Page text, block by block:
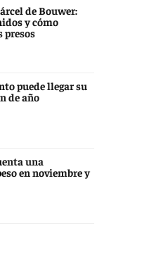
de Bouwer:
y cómo
presos
puede llegar su
de año
una
en noviembre y